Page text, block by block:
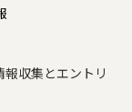
収集とエントリ